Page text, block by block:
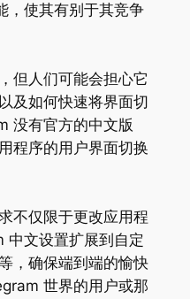
，使其有别于其竞争
但人们可能会担心它
及如何快速将界面切
没有官方的中文版
程序的用户界面切换
不仅限于更改应用程
中文设置扩展到自定
，确保端到端的愉快
世界的用户或那